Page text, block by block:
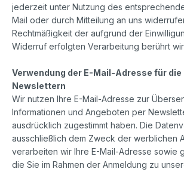
jederzeit unter Nutzung des
Mail oder durch Mitteilung an uns
Rechtmäßigkeit der aufgrund der
Widerruf erfolgten Verarbeitung berührt
Verwendung der E-Mail-Adresse für die
Newslettern
Wir nutzen Ihre E-Mail-Adresse zur
Informationen und Angeboten per
ausdrücklich zugestimmt haben. Die
ausschließlich dem Zweck der werblichen
verarbeiten wir Ihre E-Mail-Adresse sowie
die Sie im Rahmen der Anmeldung zu